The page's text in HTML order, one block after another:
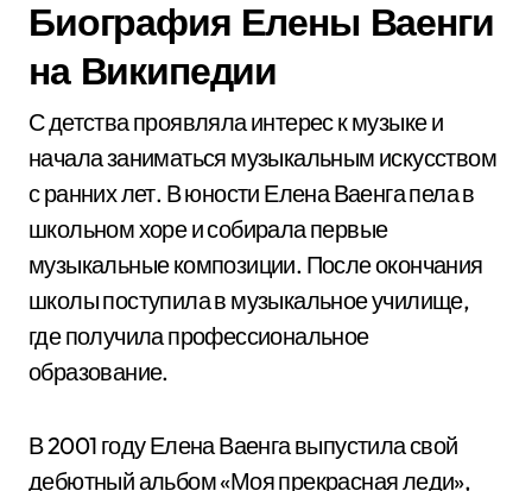
Биография Елены Ваенги
на Википедии
С детства проявляла интерес к музыке и
начала заниматься музыкальным искусством
с ранних лет. В юности Елена Ваенга пела в
школьном хоре и собирала первые
музыкальные композиции. После окончания
школы поступила в музыкальное училище,
где получила профессиональное
образование.
В 2001 году Елена Ваенга выпустила свой
дебютный альбом «Моя прекрасная леди»,